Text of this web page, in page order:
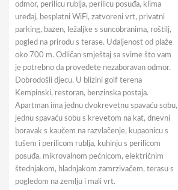
odmor, perilicu rublja, perilicu posuđa, klima
uređaj, besplatni WiFi, zatvoreni vrt, privatni
parking, bazen, ležaljke s suncobranima, roštilj,
pogled na prirodu s terase. Udaljenost od plaže
oko 700 m. Odličan smještaj sa svime što vam
je potrebno da provedete nezaboravan odmor.
Dobrodošli djecu. U blizini golf terena
Kempinski, restoran, benzinska postaja.
Apartman ima jednu dvokrevetnu spavaću sobu,
jednu spavaću sobu s krevetom na kat, dnevni
boravak s kaučem na razvlačenje, kupaonicu s
tušem i perilicom rublja, kuhinju s perilicom
posuđa, mikrovalnom pećnicom, električnim
štednjakom, hladnjakom zamrzivačem, terasu s
pogledom na zemlju i mali vrt.